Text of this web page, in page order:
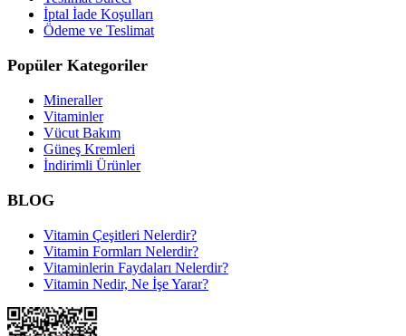
İptal İade Koşulları
Ödeme ve Teslimat
Popüler Kategoriler
Mineraller
Vitaminler
Vücut Bakım
Güneş Kremleri
İndirimli Ürünler
BLOG
Vitamin Çeşitleri Nelerdir?
Vitamin Formları Nelerdir?
Vitaminlerin Faydaları Nelerdir?
Vitamin Nedir, Ne İşe Yarar?